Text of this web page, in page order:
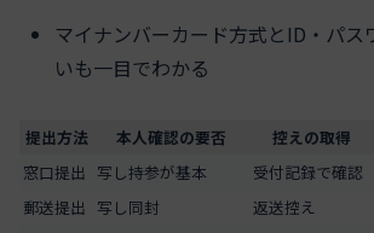
マイナンバーカード方式とID・パス
いも一目でわかる
提出方法 本人確認の要否 控えの取得
窓口提出 写し持参が基本 受付記録で確認
郵送提出 写し同封 返送控え